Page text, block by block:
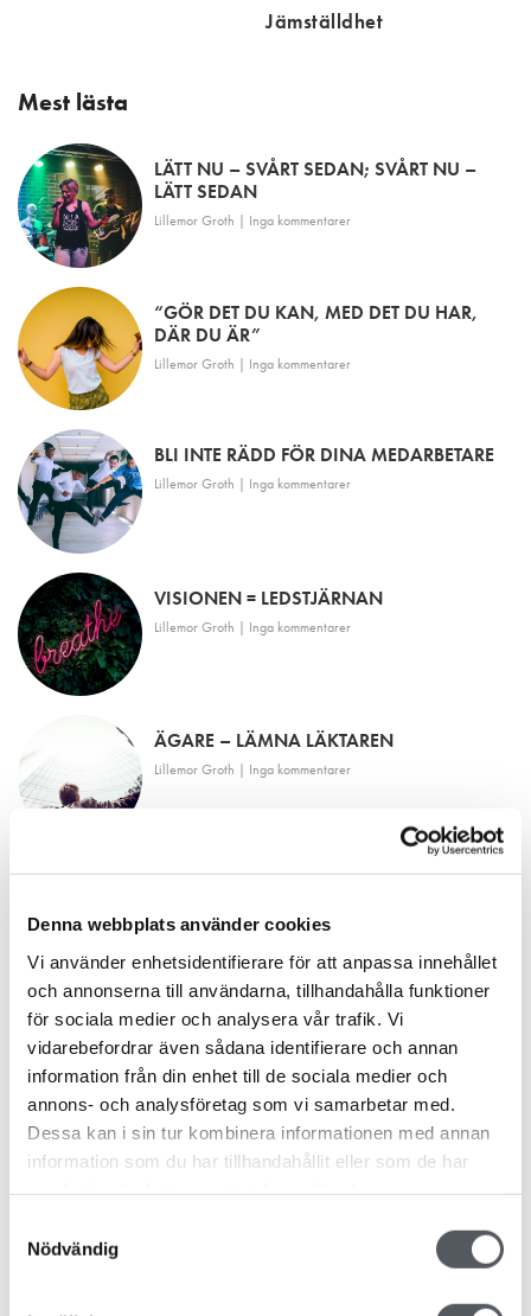
Denna webbplats använder cookies
Vi använder enhetsidentifierare för att anpassa innehållet
och annonserna till användarna, tillhandahålla funktioner
för sociala medier och analysera vår trafik. Vi
vidarebefordrar även sådana identifierare och annan
information från din enhet till de sociala medier och
annons- och analysföretag som vi samarbetar med.
Dessa kan i sin tur kombinera informationen med annan
information som du har tillhandahållit eller som de har
Nödvändig
Jämställdhet
Mest lästa
LÄTT NU – SVÅRT SEDAN; SVÅRT NU –
LÄTT SEDAN
Lillemor Groth Inga kommentarer
“GÖR DET DU KAN, MED DET DU HAR,
DÄR DU ÄR”
Lillemor Groth Inga kommentarer
BLI INTE RÄDD FÖR DINA MEDARBETARE
Lillemor Groth Inga kommentarer
VISIONEN = LEDSTJÄRNAN
Lillemor Groth Inga kommentarer
ÄGARE – LÄMNA LÄKTAREN
Lillemor Groth Inga kommentarer
ALLA JOBB ÄR VIKTIGA JOBB
FINN FÖRETAGETS SJÄL
Lillemor Groth Inga kommentarer
Blogg
Prenumerera på våra blogginlägg och håll dig uppdaterad!